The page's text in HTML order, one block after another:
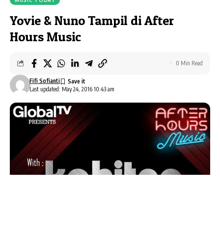
Yovie & Nuno Tampil di After
Hours Music
Last updated: May 24, 2016 10:43 am
Fifi Sofianti
0 Min Read